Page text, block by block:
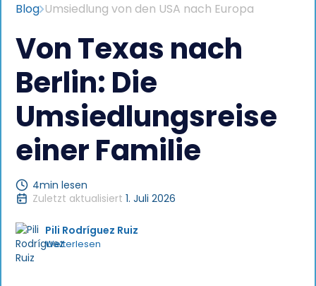
Blog Umsiedlung von den USA nach Europa
Von Texas nach
Berlin: Die
Umsiedlungsreise
einer Familie
4min lesen
Zuletzt aktualisiert 1. Juli 2026
Pili Rodríguez Ruiz
Weiterlesen